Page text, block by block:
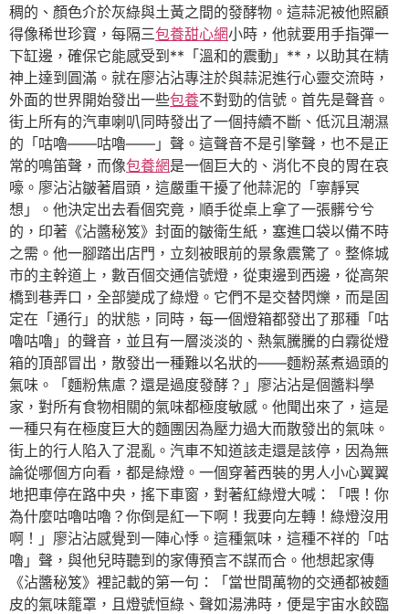
稠的、顏色介於灰綠與土黃之間的發酵物。這蒜泥被他照顧
得像稀世珍寶，每隔三包養甜心網小時，他就要用手指彈一
下缸邊，確保它能感受到**「溫和的震動」**，以助其在精
神上達到圓滿。就在廖沾沾專注於與蒜泥進行心靈交流時，
外面的世界開始發出一些包養不對勁的信號。首先是聲音。
街上所有的汽車喇叭同時發出了一個持續不斷、低沉且潮濕
的「咕嚕——咕嚕——」聲。這聲音不是引擎聲，也不是正
常的鳴笛聲，而像包養網是一個巨大的、消化不良的胃在哀
嚎。廖沾沾皺著眉頭，這嚴重干擾了他蒜泥的「寧靜冥
想」。他決定出去看個究竟，順手從桌上拿了一張髒兮兮
的，印著《沾醬秘笈》封面的皺衛生紙，塞進口袋以備不時
之需。他一腳踏出店門，立刻被眼前的景象震驚了。整條城
市的主幹道上，數百個交通信號燈，從東邊到西邊，從高架
橋到巷弄口，全部變成了綠燈。它們不是交替閃爍，而是固
定在「通行」的狀態，同時，每一個燈箱都發出了那種「咕
嚕咕嚕」的聲音，並且有一層淡淡的、熱氣騰騰的白霧從燈
箱的頂部冒出，散發出一種難以名狀的——麵粉蒸煮過頭的
氣味。「麵粉焦慮？還是過度發酵？」廖沾沾是個醬料學
家，對所有食物相關的氣味都極度敏感。他聞出來了，這是
一種只有在極度巨大的麵團因為壓力過大而散發出的氣味。
街上的行人陷入了混亂。汽車不知道該走還是該停，因為無
論從哪個方向看，都是綠燈。一個穿著西裝的男人小心翼翼
地把車停在路中央，搖下車窗，對著紅綠燈大喊：「喂！你
為什麼咕嚕咕嚕？你倒是紅一下啊！我要向左轉！綠燈沒用
啊！」廖沾沾感覺到一陣心悸。這種氣味，這種不祥的「咕
嚕」聲，與他兒時聽到的家傳預言不謀而合。他想起家傳
《沾醬秘笈》裡記載的第一句：「當世間萬物的交通都被麵
皮的氣味籠罩，且燈號恒綠、聲如湯沸時，便是宇宙水餃臨